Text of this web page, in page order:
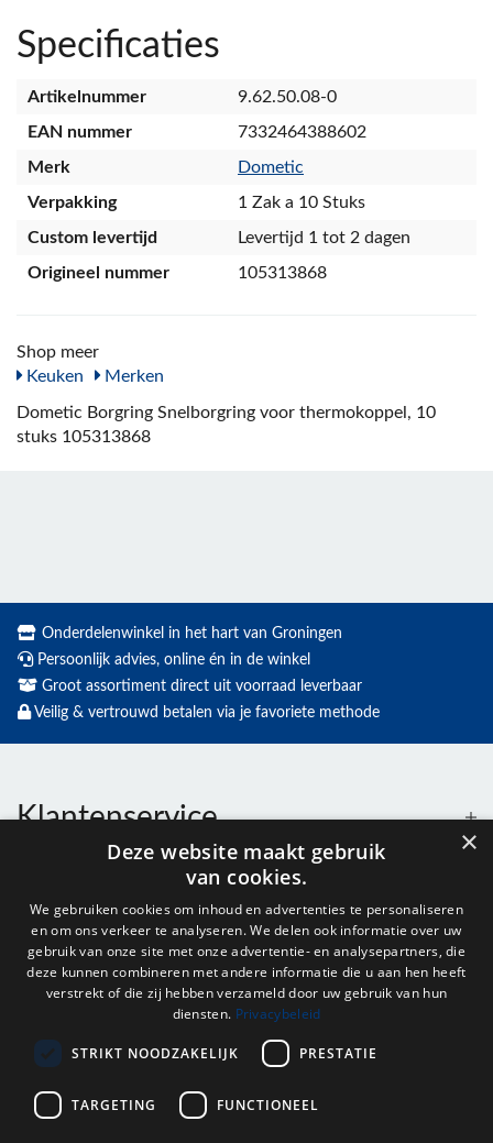
Specificaties
Artikelnummer
9.62.50.08-0
EAN nummer
7332464388602
Merk
Dometic
Verpakking
1 Zak a 10 Stuks
Custom levertijd
Levertijd 1 tot 2 dagen
Origineel nummer
105313868
Shop meer
Keuken
Merken
Dometic Borgring Snelborgring voor thermokoppel, 10
stuks 105313868
Onderdelenwinkel in het hart van Groningen
Persoonlijk advies, online én in de winkel
Groot assortiment direct uit voorraad leverbaar
Veilig & vertrouwd betalen via je favoriete methode
Klantenservice
Openingstijden
Nieuwsbrief
×
Deze website maakt gebruik
van cookies.
We gebruiken cookies om inhoud en advertenties te personaliseren
en om ons verkeer te analyseren. We delen ook informatie over uw
gebruik van onze site met onze advertentie- en analysepartners, die
deze kunnen combineren met andere informatie die u aan hen heeft
verstrekt of die zij hebben verzameld door uw gebruik van hun
diensten. Privacybeleid
STRIKT NOODZAKELIJK PRESTATIE
TARGETING FUNCTIONEEL